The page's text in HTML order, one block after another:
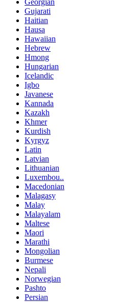
Gujarati
Haitian
Hausa
Hawaiian
Hebrew
Hmong
Hungarian
Icelandic
Igbo
Javanese
Kannada
Kazakh
Khmer
Kurdish
Kyrgyz
Latin
Latvian
Lithuanian
Luxembou..
Macedonian
Malagasy
Malay
Malayalam
Maltese
Maori
Marathi
Mongolian
Burmese
Nepali
Norwegian
Pashto
Persian